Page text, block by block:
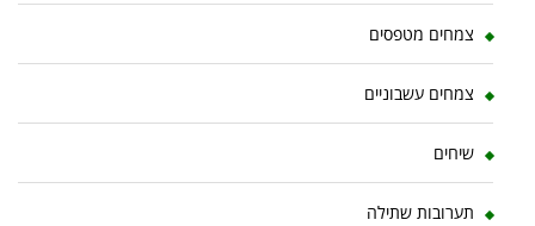
צמחים מטפסים
צמחים עשבוניים
שיחים
תערובות שתילה